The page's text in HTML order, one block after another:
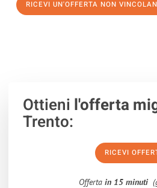
RICEVI UN'OFFERTA NON
Ottieni l'offerta
Trento:
RICEVI
Offerta in 15 minuti